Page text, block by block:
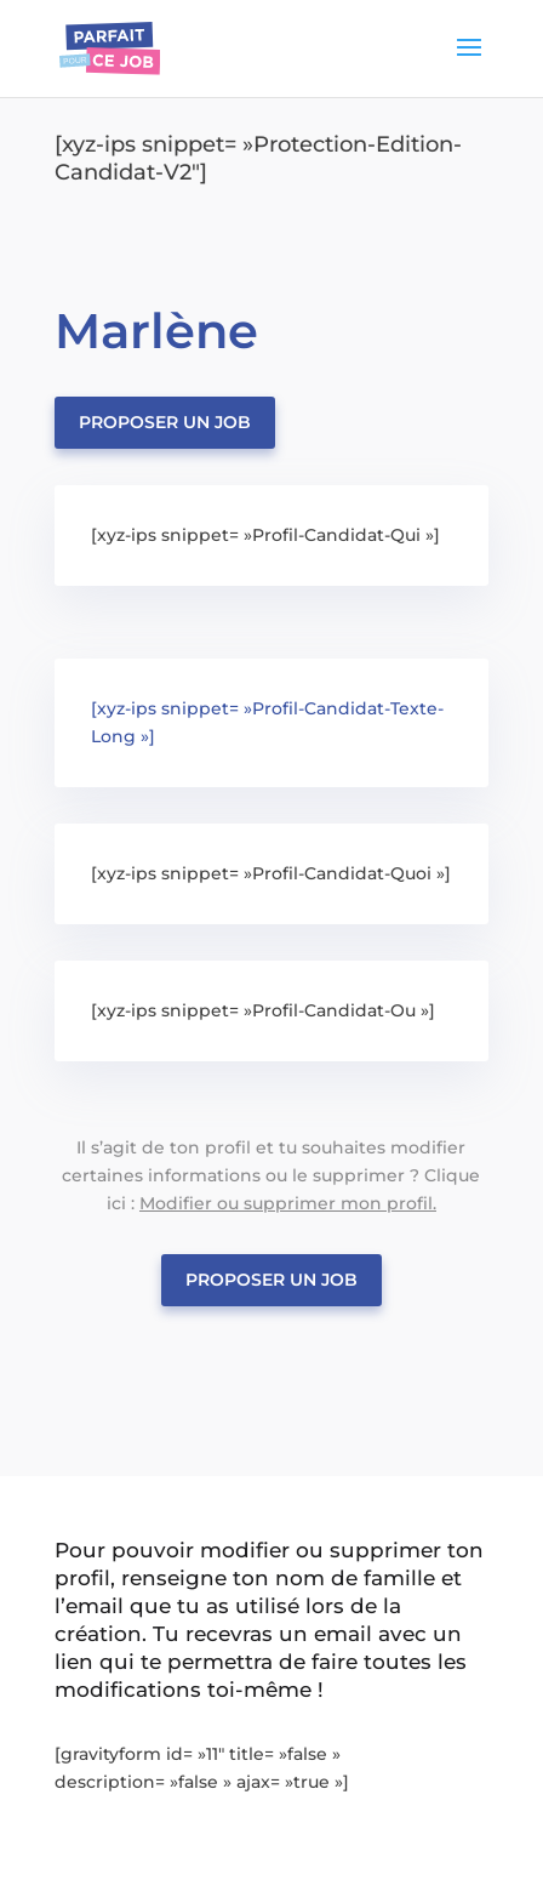
[xyz-ips snippet= »Protection-Edition-
Candidat-V2″]
Marlène
PROPOSER UN JOB
[xyz-ips snippet= »Profil-Candidat-Qui »]
[xyz-ips snippet= »Profil-Candidat-Texte-
Long »]
[xyz-ips snippet= »Profil-Candidat-Quoi »]
[xyz-ips snippet= »Profil-Candidat-Ou »]
Il s’agit de ton profil et tu souhaites modifier
certaines informations ou le supprimer ? Clique
ici : Modifier ou supprimer mon profil.
PROPOSER UN JOB
Pour pouvoir modifier ou supprimer ton
profil, renseigne ton nom de famille et
l’email que tu as utilisé lors de la
création. Tu recevras un email avec un
lien qui te permettra de faire toutes les
modifications toi-même !
[gravityform id= »11″ title= »false »
description= »false » ajax= »true »]